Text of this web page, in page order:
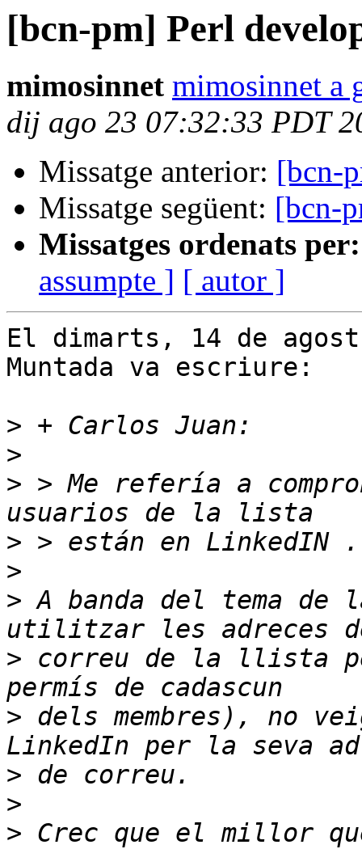
[bcn-pm] Perl
mimosinnet mimosinnet a
dij ago 23 07:32:33 PDT
Missatge anterior: [bcn-
Missatge següent: [bcn-
Missatges ordenats per:
assumpte ] [ autor ]
El dimarts, 14 de
Muntada va escriure:
>
>
> > Me refería a
>
>
> A banda del tema de
> correu de la llista
> dels membres), no
>
>
> Crec que el millor